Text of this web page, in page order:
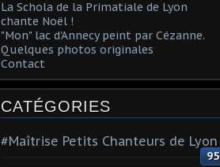
La Schola de la Primatiale de Lyon
chante Noël !
"Mon" lac d'Annecy peint par Cézanne.
Quelques photos originales
Contact
CATÉGORIES
#Maîtrise Petits Chanteurs de Lyon
95